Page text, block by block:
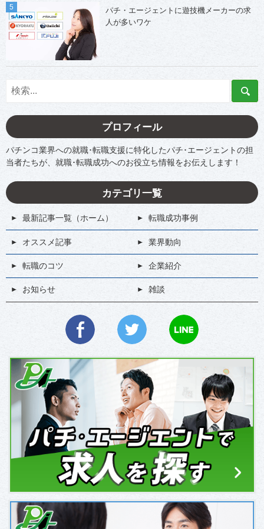
パチ・エージェントに遊技機メーカーの求
人が多いワケ
プロフィール
パチンコ業界への就職･転職支援に特化したパチ･エージェントの担
当者たちが、就職･転職成功へのお役立ち情報をお伝えします！
カテゴリ一覧
最新記事一覧（ホーム） 転職成功事例
オススメ記事 業界動向
転職のコツ 企業紹介
お知らせ 雑談
facebook Twitter